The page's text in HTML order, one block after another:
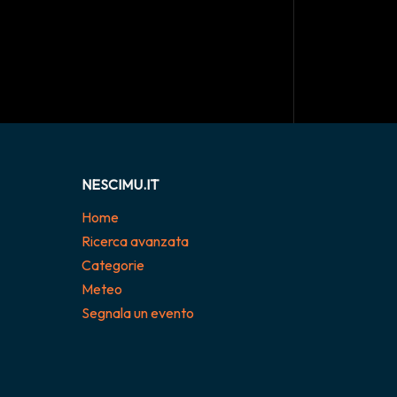
NESCIMU.IT
Home
Ricerca avanzata
Categorie
Meteo
Segnala un evento